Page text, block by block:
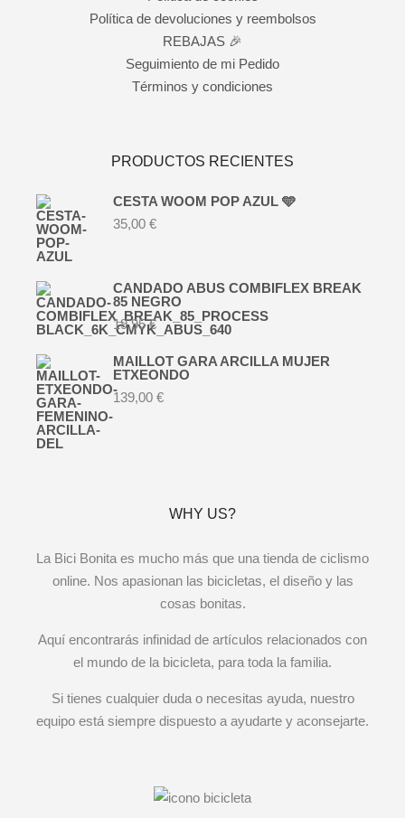
Política de devoluciones y reembolsos
REBAJAS 🎉
Seguimiento de mi Pedido
Términos y condiciones
PRODUCTOS RECIENTES
CESTA WOOM POP AZUL 🩵
35,00 €
CANDADO ABUS COMBIFLEX BREAK
85 NEGRO
19,95€
MAILLOT GARA ARCILLA MUJER
ETXEONDO
139,00 €
WHY US?
La Bici Bonita es mucho más que una tienda de ciclismo
online. Nos apasionan las bicicletas, el diseño y las
cosas bonitas.
Aquí encontrarás infinidad de artículos relacionados con
el mundo de la bicicleta, para toda la familia.
Si tienes cualquier duda o necesitas ayuda, nuestro
equipo está siempre dispuesto a ayudarte y aconsejarte.